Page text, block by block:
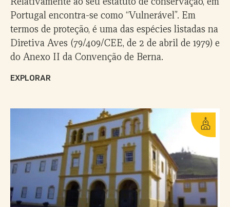
Portugal encontra-se como “Vulnerável”. Em
termos de proteção, é uma das espécies listadas na
Diretiva Aves (79/409/CEE, de 2 de abril de 1979) e
do Anexo II da Convenção de Berna.
EXPLORAR